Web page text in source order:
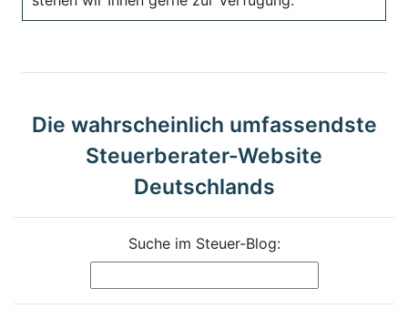
Die wahrscheinlich umfassendste
Steuerberater-Website
Deutschlands
Suche im Steuer-Blog: